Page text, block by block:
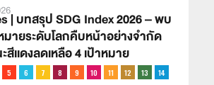
| บทสรุป SDG Index 2026 – พบ
มายระดับโลกคืบหน้าอย่างจำกัด
เเดงลดเหลือ 4 เป้าหมาย